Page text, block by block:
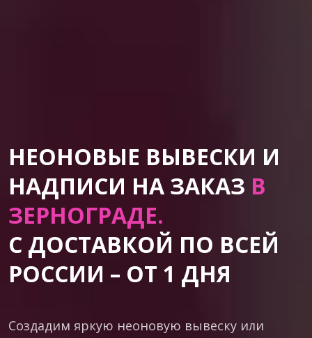
НЕОНОВЫЕ ВЫВЕСКИ И
НАДПИСИ НА ЗАКАЗ В
ЗЕРНОГРАДЕ.
С ДОСТАВКОЙ ПО ВСЕЙ
РОССИИ – ОТ 1 ДНЯ
Создадим яркую неоновую вывеску или